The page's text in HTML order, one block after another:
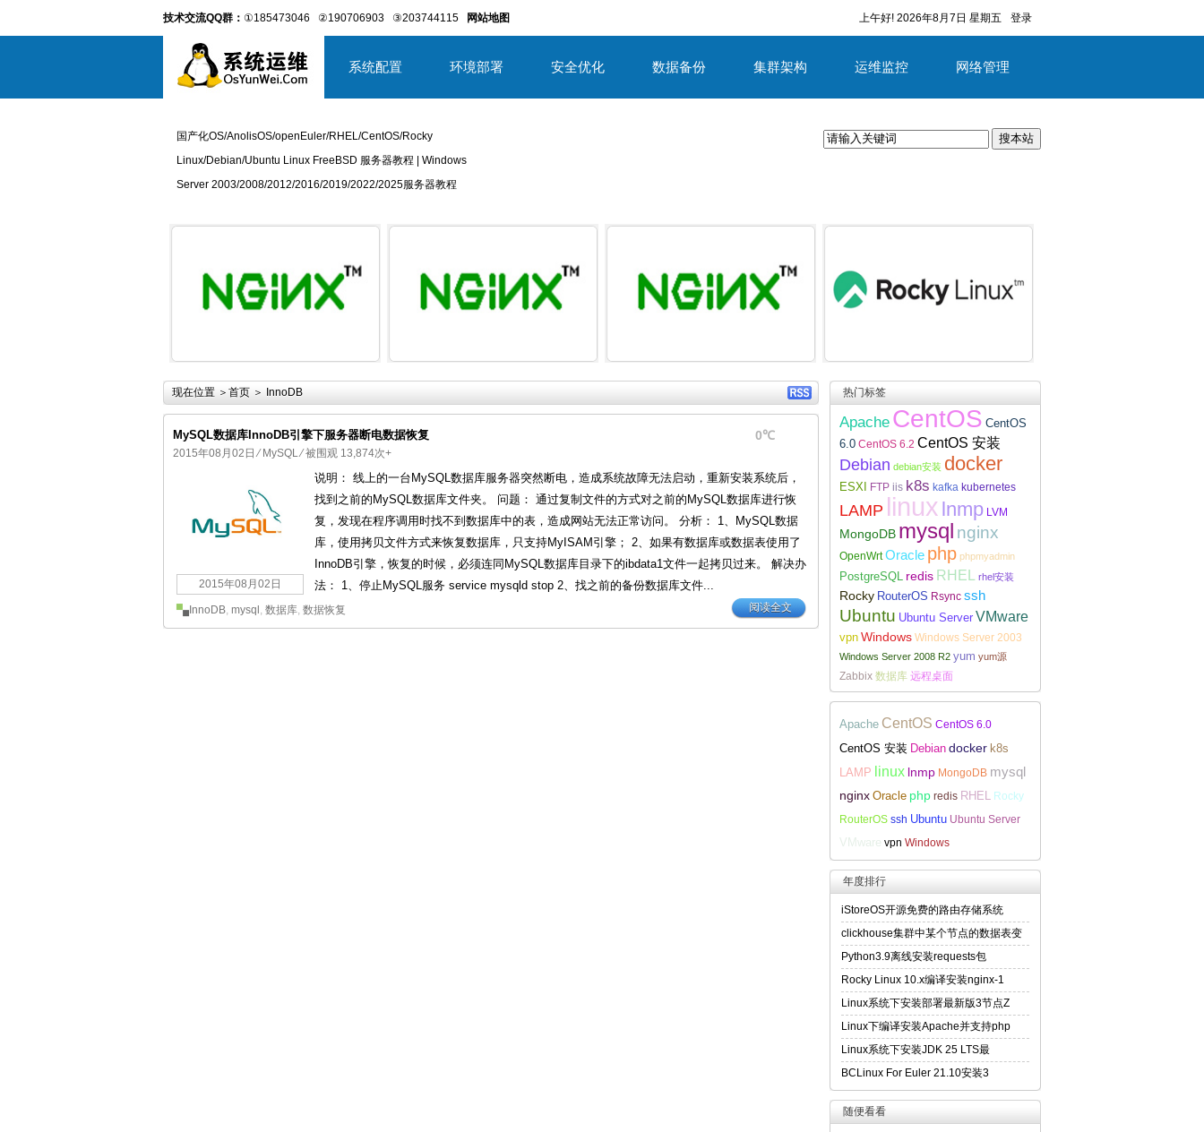
技术交流QQ群： ①185473046 ②190706903 ③203744115 网站地图 登录
上午好! 2026年8月7日 星期五
系统配置 环境部署 安全优化 数据备份 集群架构 运维监控 网络管理
国产化OS/AnolisOS/openEuler/RHEL/CentOS/Rocky
Linux/Debian/Ubuntu Linux FreeBSD 服务器教程 | Windows
Server 2003/2008/2012/2016/2019/2022/2025服务器教程
搜本站
国产化操作系统欧拉openEuler编 国产化操作系统Anolis OS编译 Linux下安装配置WireGuard
现在位置 ＞ 首页 ＞ InnoDB
0℃
MySQL数据库InnoDB引擎下服务器断电数据恢复
2015年08月02日 ⁄ MySQL⁄ 被围观 13,874次+
2015年08月02日
说明： 线上的一台MySQL数据库服务器突然断电，造成系统故障无法启动，重新安装系统后，
找到之前的MySQL数据库文件夹。 问题： 通过复制文件的方式对之前的MySQL数据库进行恢
复，发现在程序调用时找不到数据库中的表，造成网站无法正常访问。 分析： 1、MySQL数据
库，使用拷贝文件方式来恢复数据库，只支持MyISAM引擎； 2、如果有数据库或数据表使用了
InnoDB引擎，恢复的时候，必须连同MySQL数据库目录下的ibdata1文件一起拷贝过来。 解决办
法： 1、停止MySQL服务 service mysqld stop 2、找之前的备份数据库文件...
InnoDB, mysql , 数据库, 数据恢复 阅读全文
热门标签
Apache CentOS CentOS
6.0 CentOS 6.2 CentOS 安装
Debian debian安装 docker
ESXI FTP iis k8s kafka kubernetes
LAMP linux lnmp LVM
MongoDB mysql nginx
OpenWrt Oracle php phpmyadmin
PostgreSQL redis RHEL rhel安装
Rocky RouterOS Rsync ssh
Ubuntu Ubuntu Server VMware
vpn Windows Windows Server 2003
Windows Server 2008 R2 yum yum源
Zabbix 数据库 远程桌面
Apache CentOS CentOS 6.0
CentOS 安装 Debian docker k8s
LAMP linux lnmp MongoDB mysql
nginx Oracle php redis RHEL Rocky
RouterOS ssh Ubuntu Ubuntu Server
VMware vpn Windows
年度排行
iStoreOS开源免费的路由存储系统
clickhouse集群中某个节点的数据表变
Python3.9离线安装requests包
Rocky Linux 10.x编译安装nginx-1
Linux系统下安装部署最新版3节点Z
Linux下编译安装Apache并支持php
Linux系统下安装JDK 25 LTS最
BCLinux For Euler 21.10安装3
随便看看